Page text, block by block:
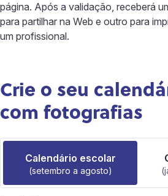
página. Após a validação, receberá
para partilhar na Web e outro para
um profissional.
Crie o seu
com fotografias
Calendário escolar
(setembro a agosto)